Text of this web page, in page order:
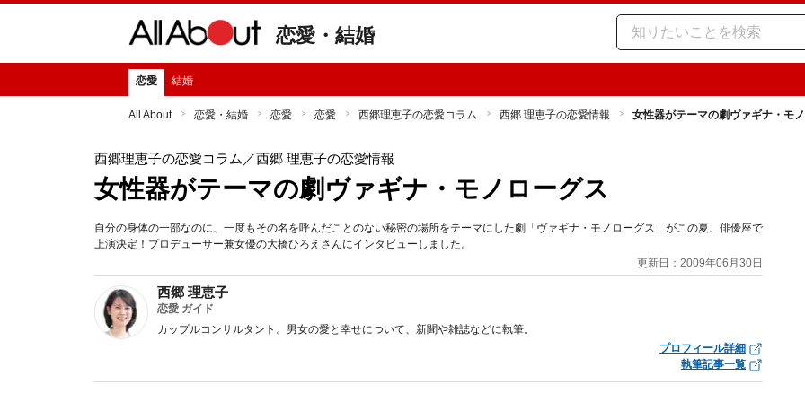
恋愛・結婚
恋愛 結婚
All About 恋愛・結婚 恋愛 恋愛 西郷理恵子の恋愛コラム 西郷 理恵子の恋愛情報 女性器がテーマの劇ヴァギナ・モ
西郷理恵子の恋愛コラム ／西郷 理恵子の恋愛情報
女性器がテーマの劇ヴァギナ・モノローグス
自分の身体の一部なのに、一度もその名を呼んだことのない秘密の場所をテーマにした劇「ヴァギナ・モノローグス」がこの夏、俳優座で
上演決定！プロデューサー兼女優の大橋ひろえさんにインタビューしました。
更新日：2009年06月30日
西郷 理恵子
恋愛 ガイド
カップルコンサルタント。男女の愛と幸せについて、新聞や雑誌などに執筆。
プロフィール詳細
執筆記事一覧